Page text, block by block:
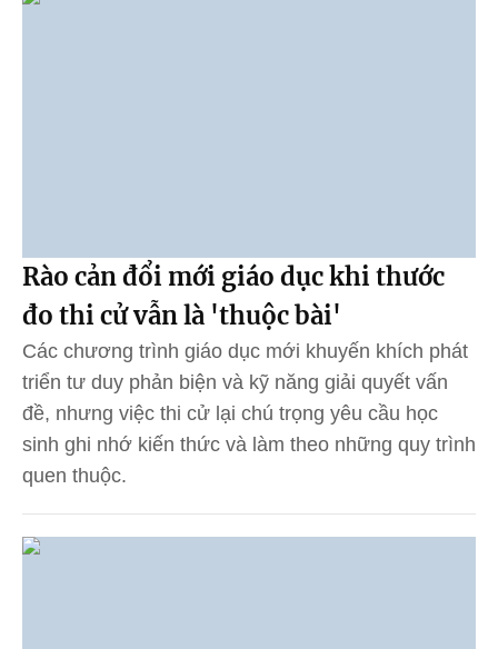
Rào cản đổi mới giáo dục khi thước
đo thi cử vẫn là 'thuộc bài'
Các chương trình giáo dục mới khuyến khích phát
triển tư duy phản biện và kỹ năng giải quyết vấn
đề, nhưng việc thi cử lại chú trọng yêu cầu học
sinh ghi nhớ kiến thức và làm theo những quy trình
quen thuộc.